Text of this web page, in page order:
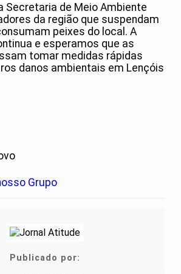
Secretaria de Meio Ambiente
da região que suspendam
peixes do local. A
e esperamos que as
tomar medidas rápidas
danos ambientais em Lençóis
Publicado por: